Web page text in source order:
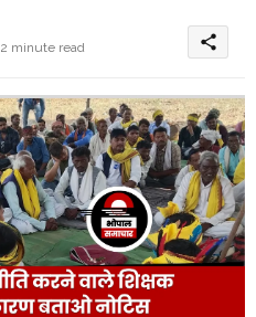
2 minute read share